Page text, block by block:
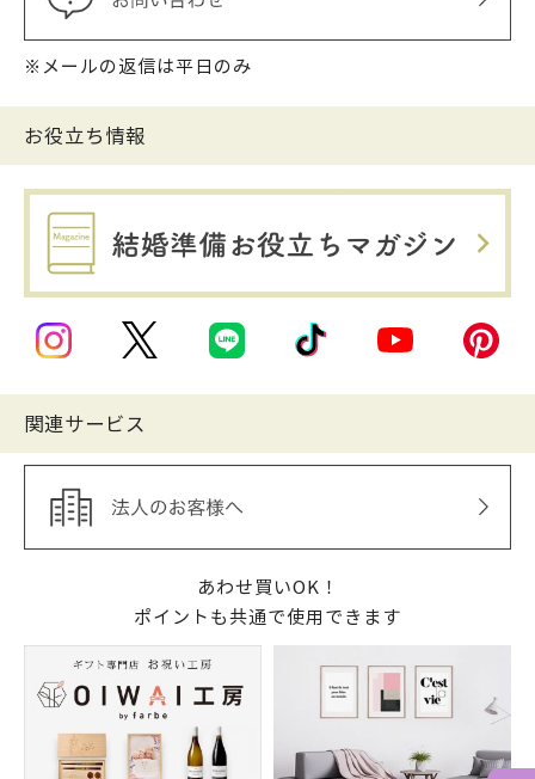
※メールの返信は平日のみ
お役立ち情報
関連サービス
あわせ買いOK！
ポイントも共通で使用できます